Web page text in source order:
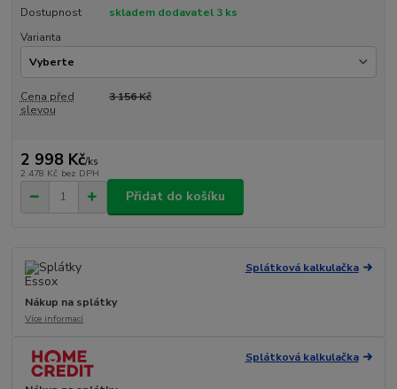
Dostupnost
skladem dodavatel 3 ks
Varianta
Cena před
slevou
3 156 Kč
2 998 Kč/ks
2 478 Kč bez DPH
Přidat do košíku
Splátková kalkulačka
Nákup na splátky
Více informací
Splátková kalkulačka